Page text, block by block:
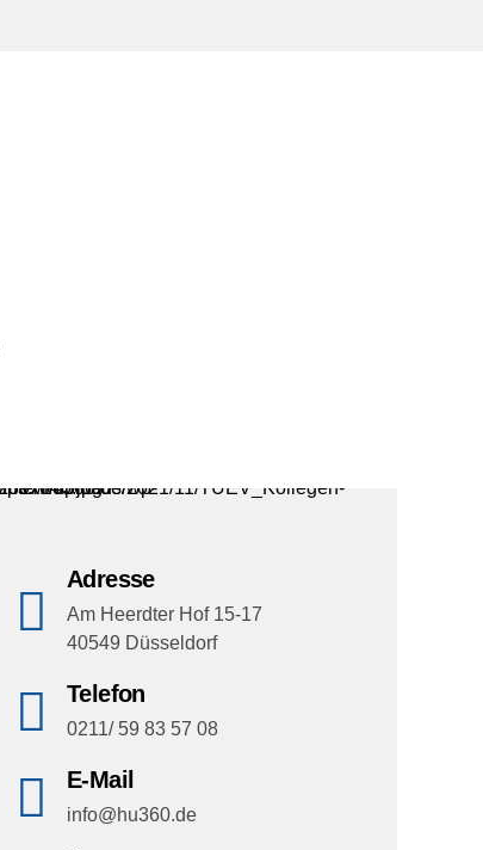
Adresse
Am Heerdter Hof 15-17
40549 Düsseldorf
Telefon
0211/ 59 83 57 08
E-Mail
info@hu360.de